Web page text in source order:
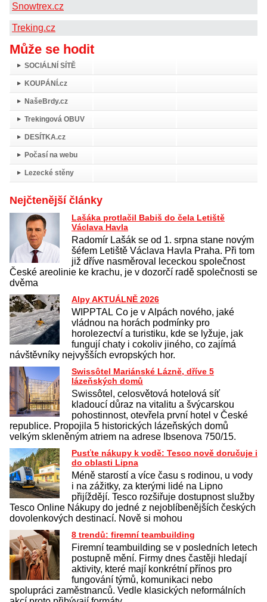
Snowtrex.cz
Treking.cz
Může se hodit
SOCIÁLNÍ SÍTĚ
KOUPÁNÍ.cz
NašeBrdy.cz
Trekingová OBUV
DESÍTKA.cz
Počasí na webu
Lezecké stěny
Nejčtenější články
Lašáka protlačil Babiš do čela Letiště
Václava Havla
Radomír Lašák se od 1. srpna stane novým
šéfem Letiště Václava Havla Praha. Při tom
již dříve nasměroval lececkou společnost
České areolinie ke krachu, je v dozorčí radě společnosti se
dvěma
Alpy AKTUÁLNĚ 2026
WIPPTAL Co je v Alpách nového, jaké
vládnou na horách podmínky pro
horolezectví a turistiku, kde se lyžuje, jak
fungují chaty i cokoliv jiného, co zajímá
návštěvníky nejvyšších evropských hor.
Swissôtel Mariánské Lázně, dříve 5
lázeňských domů
Swissôtel, celosvětová hotelová síť
kladoucí důraz na vitalitu a švýcarskou
pohostinnost, otevřela první hotel v České
republice. Propojila 5 historických lázeňských domů
velkým skleněným atriem na adrese Ibsenova 750/15.
Pusťte nákupy k vodě: Tesco nově doručuje i
do oblasti Lipna
Méně starostí a více času s rodinou, u vody
i na zážitky, za kterými lidé na Lipno
přijíždějí. Tesco rozšiřuje dostupnost služby
Tesco Online Nákupy do jedné z nejoblíbenějších českých
dovolenkových destinací. Nově si mohou
8 trendů: firemní teambuilding
Firemní teambuilding se v posledních letech
postupně mění. Firmy dnes častěji hledají
aktivity, které mají konkrétní přínos pro
fungování týmů, komunikaci nebo
spolupráci zaměstnanců. Vedle klasických neformálních